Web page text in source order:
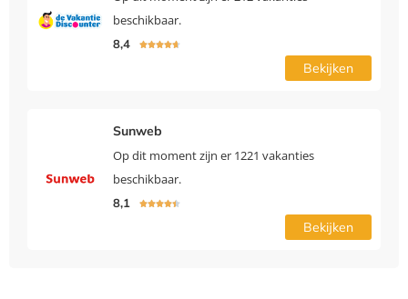
beschikbaar.
8,4 
Bekijken
Sunweb
Op dit moment zijn er 1221 vakanties
beschikbaar.
8,1 
Bekijken